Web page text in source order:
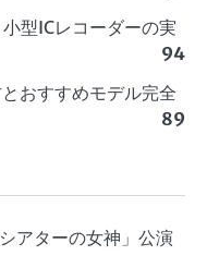
型ICレコーダーの実
94
おすすめモデル完全
89
アターの女神」公演